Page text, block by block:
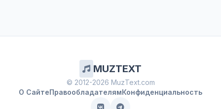
MUZTEXT
© 2012-2026 MuzText.com
О СайтеПравообладателямКонфиденциальность